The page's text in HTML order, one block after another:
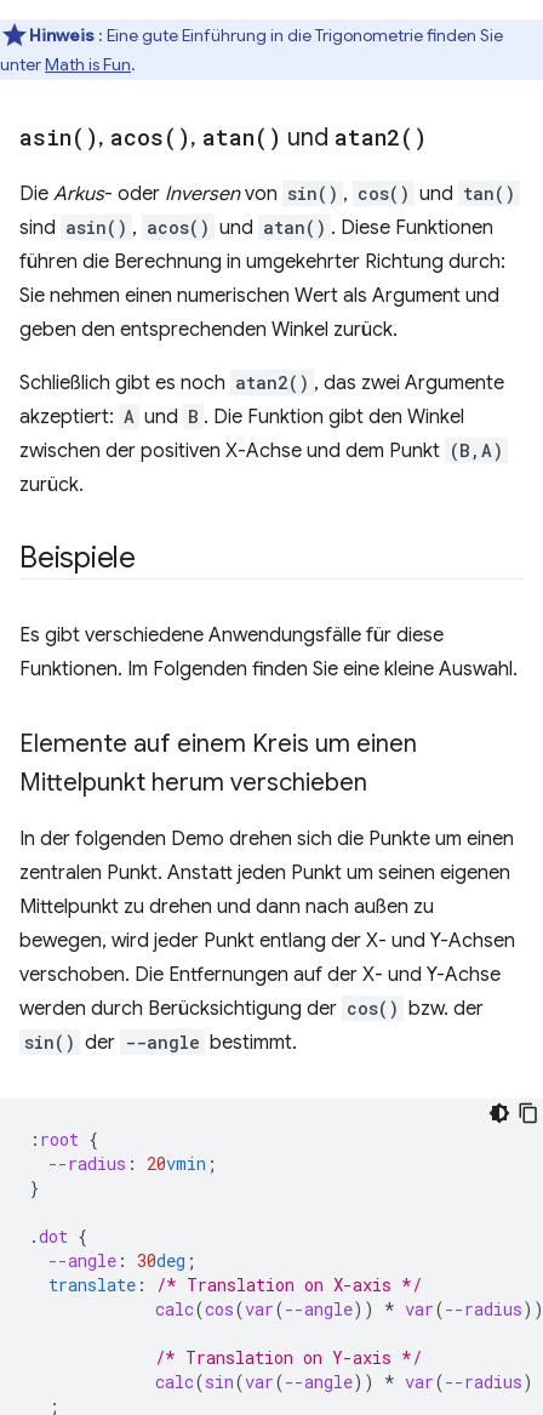
Hinweis : Eine gute Einführung in die Trigonometrie finden Sie
unterMath is Fun.
asin( ), acos( ), atan( ) und atan2( )
Die Arkus- oder Inversenvon sin() , cos() und tan()
sind asin() , acos() und atan() . Diese Funktionen
führen die Berechnung in umgekehrter Richtung durch:
Sie nehmen einen numerischen Wert als Argument und
geben den entsprechenden Winkel zurück.
Schließlich gibt es noch atan2() , das zwei Argumente
akzeptiert: A und B . Die Funktion gibt den Winkel
zwischen der positiven X-Achse und dem Punkt (B,A)
zurück.
Beispiele
Es gibt verschiedene Anwendungsfälle für diese
Funktionen. Im Folgenden finden Sie eine kleine Auswahl.
Elemente auf einem Kreis um einen
Mittelpunkt herum verschieben
In der folgenden Demo drehen sich die Punkte um einen
zentralen Punkt. Anstatt jeden Punkt um seinen eigenen
Mittelpunkt zu drehen und dann nach außen zu
bewegen, wird jeder Punkt entlang der X- und Y-Achsen
verschoben. Die Entfernungen auf der X- und Y-Achse
werden durch Berücksichtigung der cos() bzw. der
sin() der --angle bestimmt.
: root {
--radius : 20vmin ;
}
.dot {
--angle : 30deg ;
translate :
/* Translation on X-axis */
calc(cos(var(--angle)) * var(--radius))
/* Translation on Y-axis */
calc(sin(var(--angle)) * var(--radius)
;